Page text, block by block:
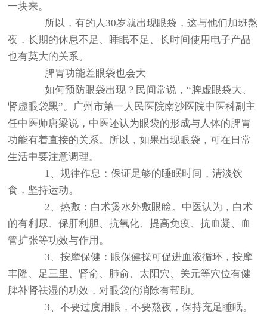
一块来。
所以，有的人30岁就出现眼袋，这与他们加班熬
夜，长期的休息不足、睡眠不足、长时间使用电子产品
也有莫大的关系。
脾胃功能差眼袋也会大
如何预防眼袋出现？民间常说，“脾虚眼袋大、
肾虚眼袋黑”。广州市第一人民医院南沙医院中医科副主
任中医师唐梁说，中医还认为眼袋的形成与人体的脾胃
功能有着直接的关系。所以，如果出现眼袋，可在日常
生活中要注意调理。
1、规律作息：保证足够的睡眠时间，清淡饮
食，坚持运动。
2、热敷：白术煲水外敷眼睑。中医认为，白术
的有利尿、保肝利胆、抗氧化、提高免疫、抗血凝、血
管扩张等功效与作用。
3、按摩保健：眼保健操可促进血液循环，按摩
丰隆、足三里、肾俞、肺俞、太阳穴、关元等穴位有健
脾补肾祛湿的功效，对眼袋的消除有帮助。
3、不要过度用眼，不要熬夜，保持充足睡眠。